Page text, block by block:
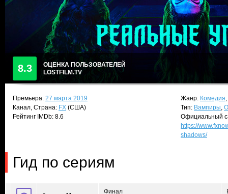
8.3
ОЦЕНКА ПОЛЬЗОВАТЕЛЕЙ
LOSTFILM.TV
Премьера: 27 марта 2019
Канал, Страна: FX (США)
Рейтинг IMDb: 8.6
Жанр: Комедия,
Тип: Вампиры,
Официальный
https://
shadows/
Гид по сериям
Финал